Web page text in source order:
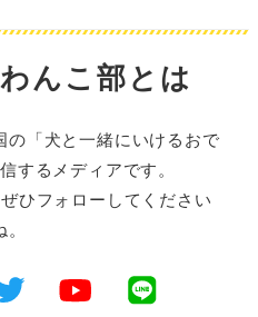
んこ部とは
の「犬と一緒にいけるおで
するメディアです。
ひフォローしてください
。